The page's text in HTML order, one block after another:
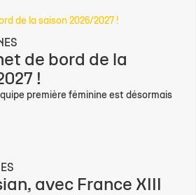
de bord de la
!
première féminine est désormais
avec France XIII